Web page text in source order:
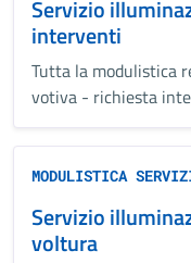
Servizio
interventi
Tutta la modulistica
votiva - richiesta
MODULISTICA
Servizio
voltura